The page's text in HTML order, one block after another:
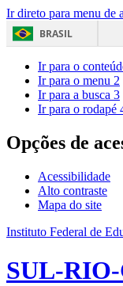
Ir direto para menu de
BRASIL
Ir para o
Ir para o menu 2
Ir para a busca 3
Ir para o rodapé
Opções de
Acessibilidade
Alto contraste
Mapa do site
Instituto Federal de
SUL-